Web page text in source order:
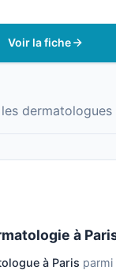
Voir la fiche
dermatologues
à
à Paris parmi